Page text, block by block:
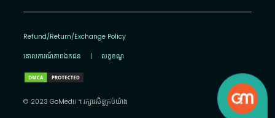
Refund/Return/Exchange Policy
គោលការណ៍​ភាព​ឯកជន | លក្ខខណ្ឌ
© 2023 GoMedii ។ រក្សា​រ​សិទ្ធ​គ្រប់យ៉ាង